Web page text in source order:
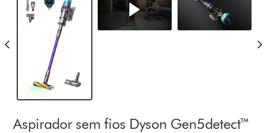
Aspirador sem fios Dyson Gen5detect™